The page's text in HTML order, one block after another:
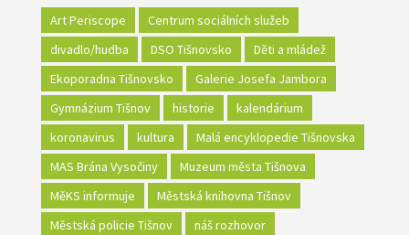
Art Periscope
Centrum sociálních služeb
divadlo/hudba
DSO Tišnovsko
Děti a mládež
Ekoporadna Tišnovsko
Galerie Josefa Jambora
Gymnázium Tišnov
historie
kalendárium
koronavirus
kultura
Malá encyklopedie Tišnovska
MAS Brána Vysočiny
Muzeum města Tišnova
MěKS informuje
Městská knihovna Tišnov
Městská policie Tišnov
náš rozhovor